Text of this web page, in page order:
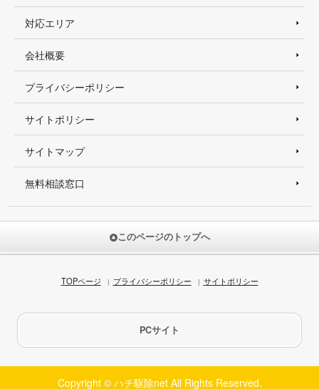
対応エリア
会社概要
プライバシーポリシー
サイトポリシー
サイトマップ
無料相談窓口
このページのトップへ
TOPページ プライバシーポリシー サイトポリシー
PCサイト
Copyright © ハチ駆除net All Rights Reserved.